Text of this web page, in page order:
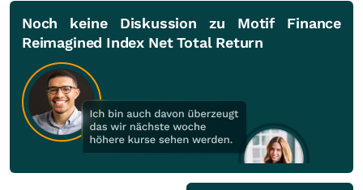
Noch keine Diskussion zu Motif Finance
Reimagined Index Net Total Return